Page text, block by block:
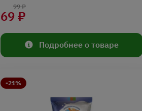
69 ₽
99 ₽
Подробнее о товаре
-21%